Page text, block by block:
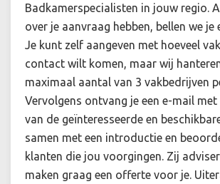
Badkamerspecialisten in jouw regio.
over je aanvraag hebben, bellen we je
Je kunt zelf aangeven met hoeveel
contact wilt komen, maar wij
maximaal aantal van 3 vakbedrijven
Vervolgens ontvang je een e-mail met
van de geïnteresseerde en
samen met een introductie en
klanten die jou voorgingen. Zij
maken graag een offerte voor je.